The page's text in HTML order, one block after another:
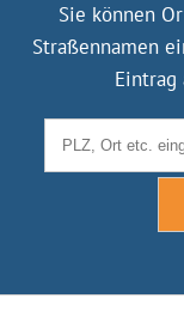
Sie können
Straßennamen
Eintrag